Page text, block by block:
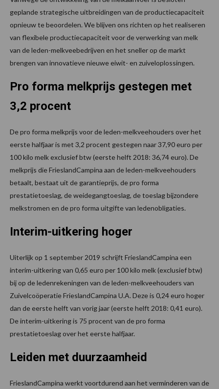
geplande strategische uitbreidingen van de productiecapaciteit
opnieuw te beoordelen. We blijven ons richten op het realiseren
van flexibele productiecapaciteit voor de verwerking van melk
van de leden-melkveebedrijven en het sneller op de markt
brengen van innovatieve nieuwe eiwit- en zuiveloplossingen.
Pro forma melkprijs gestegen met
3,2 procent
De pro forma melkprijs voor de leden-melkveehouders over het
eerste halfjaar is met 3,2 procent gestegen naar 37,90 euro per
100 kilo melk exclusief btw (eerste helft 2018: 36,74 euro). De
melkprijs die FrieslandCampina aan de leden-melkveehouders
betaalt, bestaat uit de garantieprijs, de pro forma
prestatietoeslag, de weidegangtoeslag, de toeslag bijzondere
melkstromen en de pro forma uitgifte van ledenobligaties.
Interim-uitkering hoger
Uiterlijk op 1 september 2019 schrijft FrieslandCampina een
interim-uitkering van 0,65 euro per 100 kilo melk (exclusief btw)
bij op de ledenrekeningen van de leden-melkveehouders van
Zuivelcoöperatie FrieslandCampina U.A. Deze is 0,24 euro hoger
dan de eerste helft van vorig jaar (eerste helft 2018: 0,41 euro).
De interim-uitkering is 75 procent van de pro forma
prestatietoeslag over het eerste halfjaar.
Leiden met duurzaamheid
FrieslandCampina werkt voortdurend aan het verminderen van de